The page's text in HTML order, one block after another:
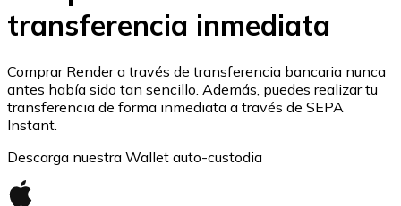
Ethereum
ETH
transferencia inmediata
Comprar Render a través de transferencia bancaria nunca
antes había sido tan sencillo. Además, puedes realizar tu
transferencia de forma inmediata a través de SEPA
Instant.
Descarga nuestra Wallet auto-custodia